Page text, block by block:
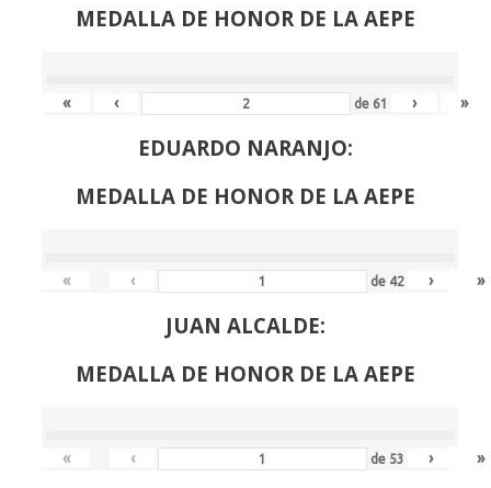
MEDALLA DE HONOR DE LA AEPE
« ‹ de 61 › »
EDUARDO NARANJO:
MEDALLA DE HONOR DE LA AEPE
« ‹ de 42 › »
JUAN ALCALDE:
MEDALLA DE HONOR DE LA AEPE
« ‹ de 53 › »